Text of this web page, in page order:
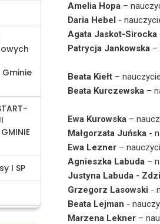
Amelia Hopa–
Daria Hebel -
Agata Jaskot-Sirocka
Patrycja Jankowska–
Beata Kiełt–
Beata Kurczewska–
Ewa Kurowska–
Małgorzata Juńska-
Ewa Lezner–
Agnieszka Labuda–
Justyna Labuda -
Grzegorz Lasowski -
Beata Lejman -
Marzena Lekner–
I SP